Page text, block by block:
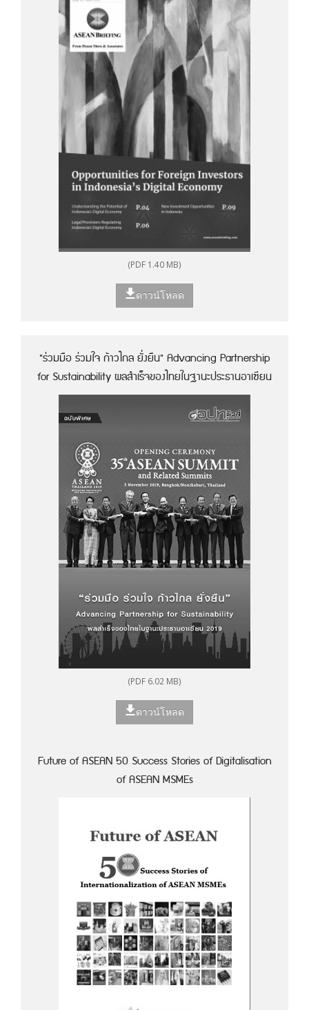
(PDF 1.40 MB)
ดาวน์โหลด
"ร่วมมือ ร่วมใจ ก้าวไกล ยั่งยืน" Advancing Partnership
for Sustainability ผลสำเร็จของไทยในฐานะประธานอาเซียน
2019
(PDF 6.02 MB)
ดาวน์โหลด
Future of ASEAN 50 Success Stories of Digitalisation
of ASEAN MSMEs